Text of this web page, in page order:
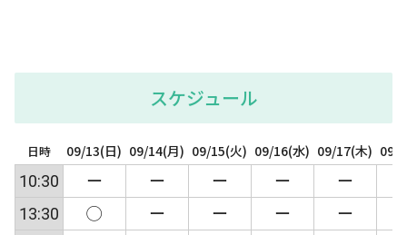
スケジュール
日時 09/13(日) 09/14(月) 09/15(火) 09/16(水) 09/17(木) 09/
10:30 ー ー ー ー ー
13:30
◯ ー ー ー ー